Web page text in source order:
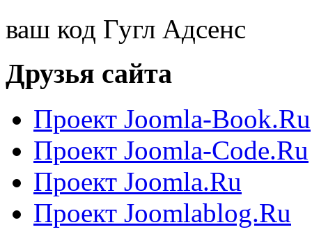
ваш код Гугл Адсенс
Друзья сайта
Проект Joomla-Book.Ru
Проект Joomla-Code.Ru
Проект Joomla.Ru
Проект Joomlablog.Ru